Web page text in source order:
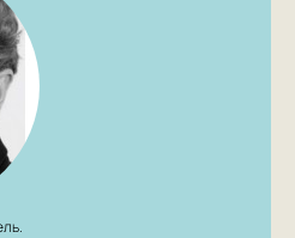
грандиозных и
Россом Кингом
экстраординарного
забытого историей,
подлинного титана